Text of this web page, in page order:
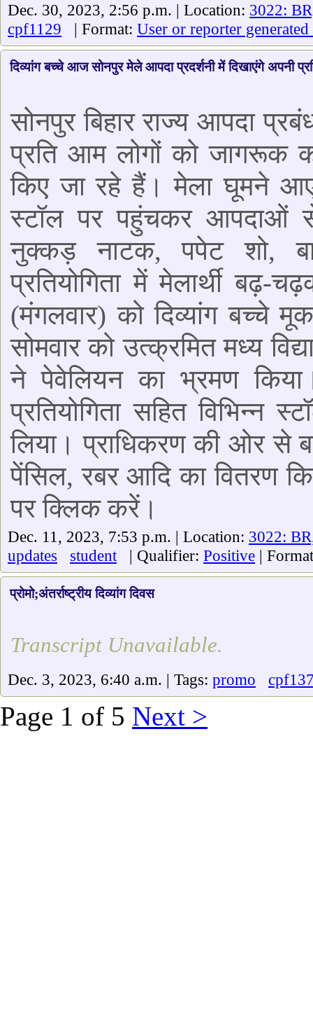
Dec. 30, 2023, 2:56 p.m. | Location: 3022:
cpf1129 | Format: User or reporter
दिव्यांग बच्चे आज सोनपुर मेले आपदा प्रदर्शनी में दिखाएंगे अपनी
सोनपुर बिहार राज्य आपदा
प्रति आम लोगों को जागरूक
किए जा रहे हैं। मेला घूमने
स्टॉल पर पहुंचकर आपदाओं
नुक्कड़ नाटक, पपेट शो,
प्रतियोगिता में मेलार्थी
(मंगलवार) को दिव्यांग बच्चे
सोमवार को उत्क्रमित मध्य
ने पेवेलियन का भ्रमण
प्रतियोगिता सहित विभिन्न
लिया। प्राधिकरण की ओर से
पेंसिल, रबर आदि का वितरण
पर क्लिक करें।
Dec. 11, 2023, 7:53 p.m. | Location: 3022:
updates
student | Qualifier: Positive |
प्रोमो;अंतर्राष्ट्रीय दिव्यांग दिवस
Transcript Unavailable.
Dec. 3, 2023, 6:40 a.m. | Tags: promo
Page 1 of 5 Next >